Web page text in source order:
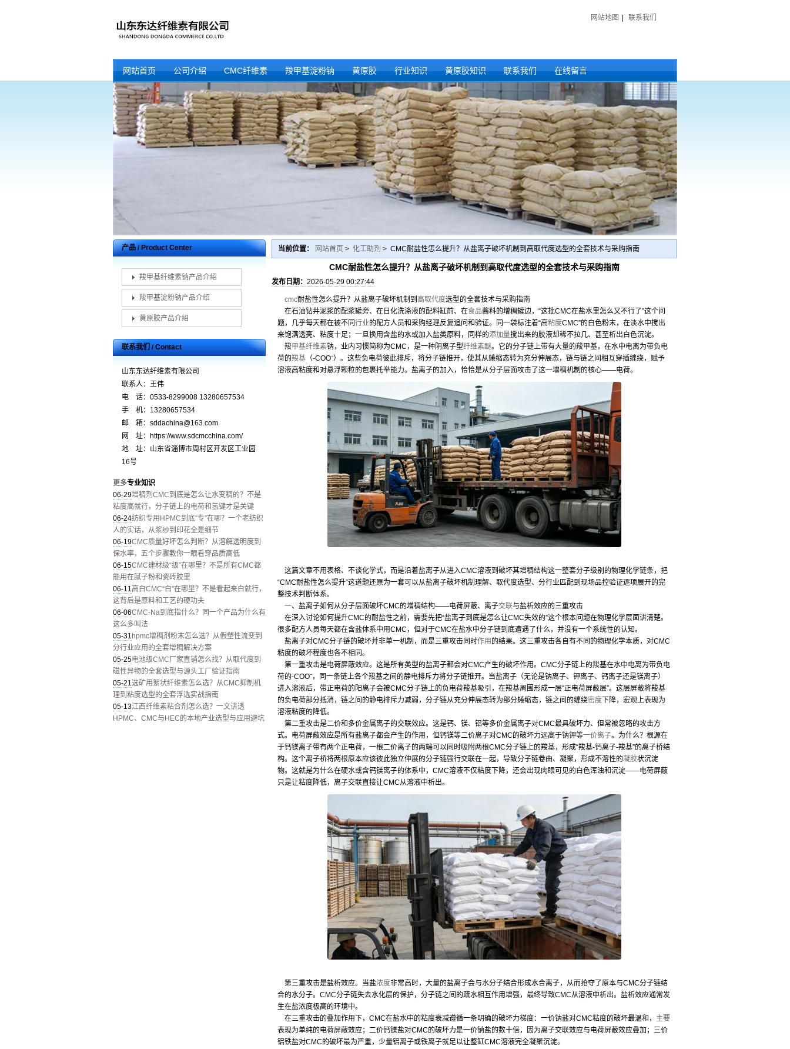
网站地图 联系我们
网站首页 公司介绍 CMC纤维素 羧甲基淀粉钠 黄原胶 行业知识 黄原胶知识 联系我们 在线留言
产品 / Product Center
羧甲基纤维素钠产品介绍
羧甲基淀粉钠产品介绍
黄原胶产品介绍
联系我们 / Contact
山东东达纤维素有限公司
联系人：王伟
电 话：0533-8299008 13280657534
手 机：13280657534
邮 箱：sddachina@163.com
网 址：https://www.sdcmcchina.com/
地 址：山东省淄博市周村区开发区工业园
16号
更多专业知识
06-29增稠剂CMC到底是怎么让水变稠的？不是
粘度高就行，分子链上的电荷和氢键才是关键
06-24纺织专用HPMC到底“专”在哪？一个老纺织
人的实话，从浆纱到印花全是细节
06-19CMC质量好坏怎么判断？从溶解透明度到
保水率，五个步骤教你一眼看穿品质高低
06-15CMC建材级“级”在哪里？不是所有CMC都
能用在腻子粉和瓷砖胶里
06-11高白CMC“白”在哪里？不是看起来白就行，
这背后是原料和工艺的硬功夫
06-06CMC-Na到底指什么？同一个产品为什么有
这么多叫法
05-31 hpmc增稠剂粉末怎么选？从假塑性流变到
分行业应用的全套增稠解决方案
05-25电池级CMC厂家直销怎么找？从取代度到
磁性异物的全套选型与源头工厂验证指南
05-21选矿用絮状纤维素怎么选？从CMC抑制机
理到粘度选型的全套浮选实战指南
05-13江西纤维素粘合剂怎么选？一文讲透
HPMC、CMC与HEC的本地产业选型与应用避坑
当前位置： 网站首页 > 化工助剂 > CMC耐盐性怎么提升？从盐离子破坏机制到高取代度选型的全套技术与采购指南
CMC耐盐性怎么提升？从盐离子破坏机制到高取代度选型的全套技术与采购指南
发布日期： 2026-05-29 00:27:44
cmc耐盐性怎么提升？从盐离子破坏机制到 高取代度选型的全套技术与采购指南
在石油钻井泥浆的配浆罐旁、在日化洗涤液的配料缸前、在食品酱料的增稠罐边，“这批CMC在盐水里怎么又不行了”这个问
题，几乎每天都在被不同 行业的配方人员和采购经理反复追问和验证。同一袋标注着“高粘度CMC”的白色粉末，在淡水中搅出
来饱满透亮、粘度十足；一旦换用含盐的水或加入盐类原料，同样的添加量搅出来的胶液却稀不拉几、甚至析出白色沉淀。
羧甲基纤维素钠，业内习惯简称为CMC，是一种阴离子型纤维素醚。它的分子链上带有大量的羧甲基，在水中电离为带负电
荷的羧基 （-COO⁻）。这些负电荷彼此排斥，将分子链推开，使其从蜷缩态转为充分伸展态，链与链之间相互穿插缠绕，赋予
溶液高粘度和对悬浮颗粒的包裹托举能力。盐离子的加入，恰恰是从分子层面攻击了这一增稠机制的核心——电荷。
这篇文章不用表格、不谈化学式，而是沿着盐离子从进入CMC溶液到破坏其增稠结构这一整套分子级别的物理化学链条，把
“CMC耐盐性怎么提升”这道题还原为一套可以从盐离子破坏机制理解、取代度选型、分行业匹配到现场品控验证逐项展开的完
整技术判断体系。
一、盐离子如何从分子层面破坏CMC的增稠结构——电荷屏蔽、离子交联与盐析效应的三重攻击
在深入讨论如何提升CMC的耐盐性之前，需要先把“盐离子到底是怎么让CMC失效的”这个根本问题在物理化学层面讲清楚。
很多配方人员每天都在含盐体系中用CMC，但对于CMC在盐水中分子链到底遭遇了什么，并没有一个系统性的认知。
盐离子对CMC分子链的破坏并非单一机制，而是三重攻击同时作用 的结果。这三重攻击各自有不同的物理化学本质，对CMC
粘度的破坏程度也各不相同。
第一重攻击是电荷屏蔽效应。这是所有类型的盐离子都会对CMC产生的破坏作用。CMC分子链上的羧基在水中电离为带负电
荷的-COO⁻，同一条链上各个羧基之间的静电排斥力将分子链推开。当盐离子（无论是钠离子、钾离子、钙离子还是镁离子）
进入溶液后，带正电荷的阳离子会被CMC分子链上的负电荷羧基吸引，在羧基周围形成一层“正电荷屏蔽层”。这层屏蔽将羧基
的负电荷部分抵消，链之间的静电排斥力减弱，分子链从充分伸展态转为部分蜷缩态，链之间的缠绕密度 下降，宏观上表现为
溶液粘度的降低。
第二重攻击是二价和多价金属离子的交联效应。这是钙、镁、铝等多价金属离子对CMC最具破坏力、但常被忽略的攻击方
式。电荷屏蔽效应是所有盐离子都会产生的作用，但钙镁等二价离子对CMC的破坏力远高于钠钾等一价离子。为什么？根源在
于钙镁离子带有两个正电荷，一根二价离子的两端可以同时吸附两根CMC分子链上的羧基，形成“羧基-钙离子-羧基”的离子桥结
构。这个离子桥将两根原本应该彼此独立伸展的分子链强行交联在一起，导致分子链卷曲、凝聚，形成不溶性的凝胶状沉淀
物。这就是为什么在硬水或含钙镁离子的体系中，CMC溶液不仅粘度下降，还会出现肉眼可见的白色浑浊和沉淀——电荷屏蔽
只是让粘度降低，离子交联直接让CMC从溶液中析出。
第三重攻击是盐析效应。当盐浓度非常高时，大量的盐离子会与水分子结合形成水合离子，从而抢夺了原本与CMC分子链结
合的水分子。CMC分子链失去水化层的保护，分子链之间的疏水相互作用增强，最终导致CMC从溶液中析出。盐析效应通常发
生在盐浓度极高的环境中。
在三重攻击的叠加作用下，CMC在盐水中的粘度衰减遵循一条明确的破坏力梯度：一价钠盐对CMC粘度的破坏最温和， 主要
表现为单纯的电荷屏蔽效应；二价钙镁盐对CMC的破坏力是一价钠盐的数十倍，因为离子交联效应与电荷屏蔽效应叠加；三价
铝铁盐对CMC的破坏最为严重，少量铝离子或铁离子就足以让整缸CMC溶液完全凝聚沉淀。